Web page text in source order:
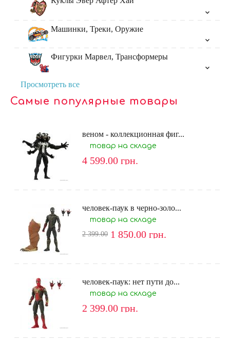
Машинки, Треки, Оружие
Фигурки Марвел, Трансформеры
Просмотреть все
Самые популярные товары
веном - коллекционная фиг...
товар на складе
4 599.00 грн.
человек-паук в черно-золо...
товар на складе
2 399.00 1 850.00 грн.
человек-паук: нет пути до...
товар на складе
2 399.00 грн.